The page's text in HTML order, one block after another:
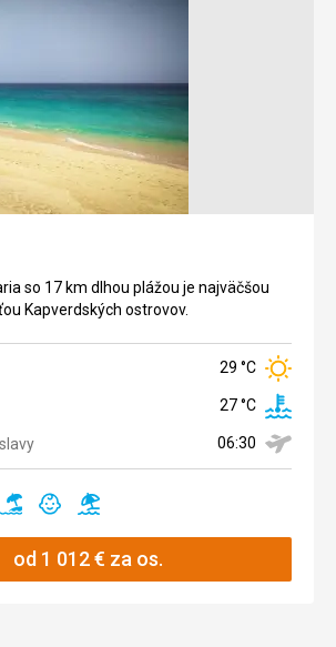
so 17 km dlhou plážou je najväčšou
Kapverdských ostrovov.
29 °C
27 °C
06:30
Ano Ano
Ano
od 1 012€ za os.